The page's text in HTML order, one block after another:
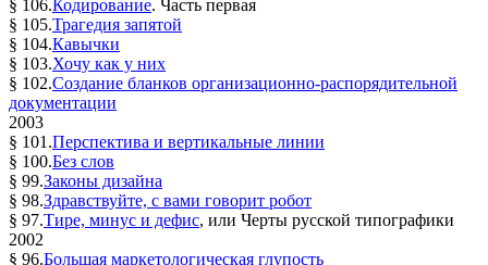
§ 106.Кодирование. Часть первая
§ 105.Трагедия запятой
§ 104.Кавычки
§ 103.Хочу как у них
§ 102.Создание бланков организационно-распорядительной
документации
2003
§ 101.Перспектива и вертикальные линии
§ 100.Без слов
§ 99.Законы дизайна
§ 98.Здравствуйте, с вами говорит робот
§ 97.Тире, минус и дефис, или Черты русской типографики
2002
§ 96.Большая маркетологическая глупость